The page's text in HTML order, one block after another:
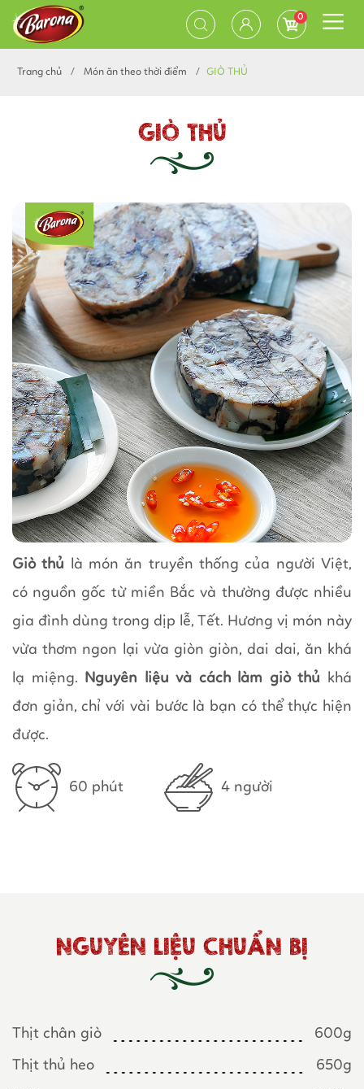
0
Trang chủ Món ăn theo thời điểm GIÒ THỦ
GIÒ THỦ
Giò thủ là món ăn truyền thống của người Việt,
có nguồn gốc từ miền Bắc và thường được nhiều
gia đình dùng trong dịp lễ, Tết. Hương vị món này
vừa thơm ngon lại vừa giòn giòn, dai dai, ăn khá
lạ miệng. Nguyên liệu và cách làm giò thủ khá
đơn giản, chỉ với vài bước là bạn có thể thực hiện
được.
60 phút 4 người
NGUYÊN LIỆU CHUẨN BỊ
Thịt chân giò 600g
Thịt thủ heo 650g